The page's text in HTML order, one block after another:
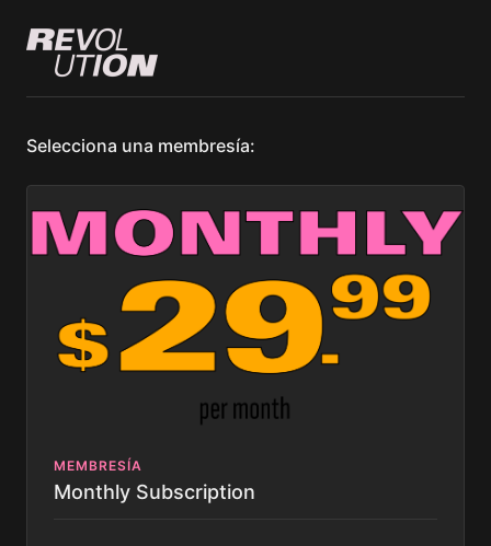
Selecciona una membresía:
MEMBRESÍA
Monthly Subscription